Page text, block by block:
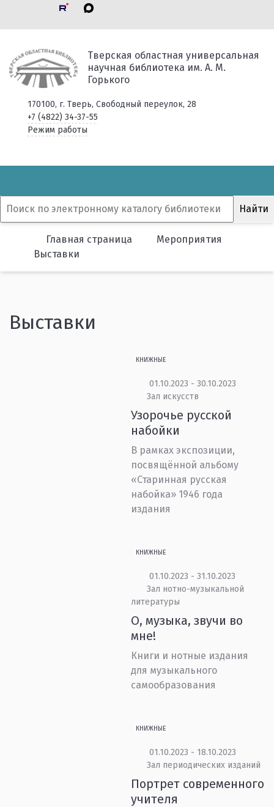
Тверская областная универсальная
научная библиотека им. А. М.
Горького
170100, г. Тверь, Свободный переулок, 28
+7 (4822) 34-37-55
Режим работы
Главная страница
Мероприятия
Выставки
Выставки
КНИЖНЫЕ
01.10.2023 - 30.10.2023
Зал искусств
Узорочье русской
набойки
В рамках экспозиции,
посвящённой альбому
«Старинная русская
набойка» 1946 года
издания
КНИЖНЫЕ
01.10.2023 - 31.10.2023
Зал нотно-музыкальной
литературы
О, музыка, звучи во
мне!
Книги и нотные издания
для музыкального
самообразования
КНИЖНЫЕ
01.10.2023 - 18.10.2023
Зал периодических изданий
Портрет современного
учителя